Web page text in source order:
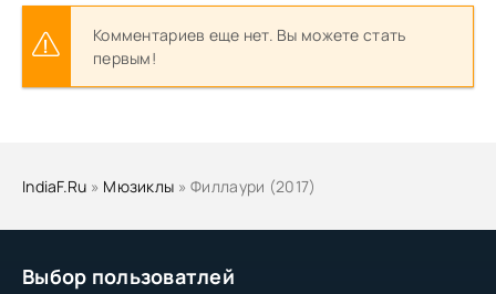
Выбор пользоватлей
Комментариев еще нет. Вы можете стать
первым!
IndiaF.Ru » Мюзиклы » Филлаури (2017)